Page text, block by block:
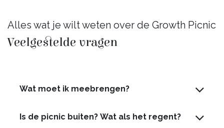
Alles wat je wilt weten over de Growth Picnic
Veelgestelde vragen
Wat moet ik meebrengen?
Is de picnic buiten? Wat als het regent?